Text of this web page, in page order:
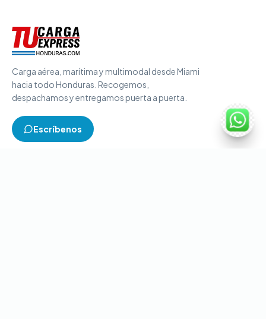
Carga aérea, marítima y multimodal desde Miami
hacia todo Honduras. Recogemos,
despachamos y entregamos puerta a puerta.
Escríbenos